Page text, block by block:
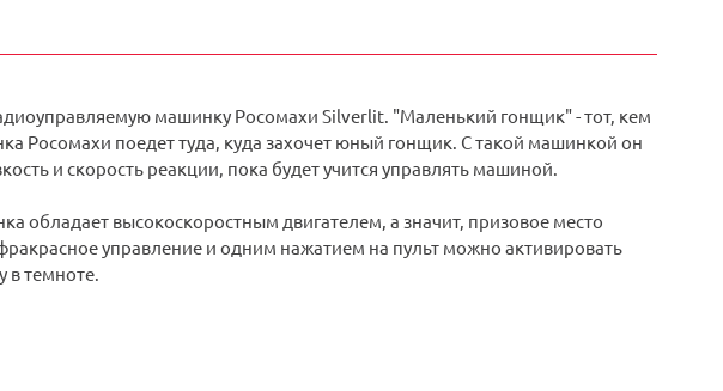
машинку Росомахи Silverlit. "Маленький гонщик" - тот, кем
Росомахи поедет туда, куда захочет юный гонщик. С такой машинкой он
и скорость реакции, пока будет учится управлять машиной.
обладает высокоскоростным двигателем, а значит, призовое место
управление и одним нажатием на пульт можно активировать
в темноте.